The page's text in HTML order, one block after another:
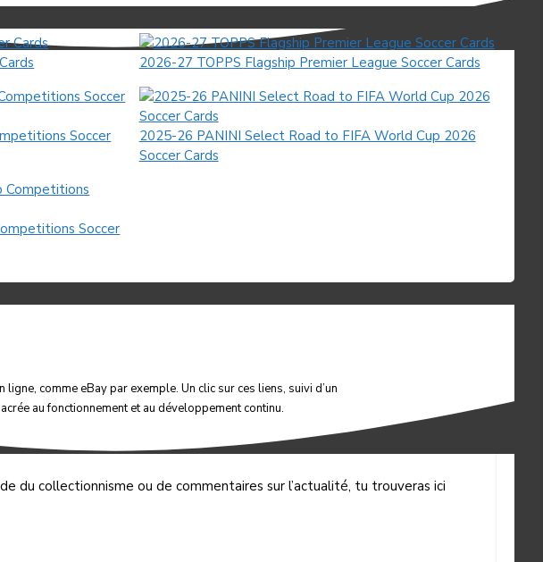
2026-27 TOPPS Flagship Premier League Soccer Cards
Soccer
2025-26 PANINI Select Road to FIFA World Cup 2026
Soccer Cards
Soccer
comme eBay par exemple. Un clic sur ces liens, suivi d’un
au fonctionnement et au développement continu.
du collectionnisme ou de commentaires sur l’actualité, tu trouveras ici